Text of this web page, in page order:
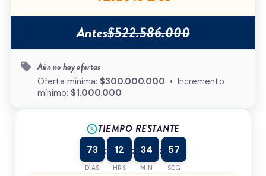
¿Cómo podemos ayudarte?
política de privacidady el
tratamiento de
Antes$522.586.000
local_offer Aún no hay ofertas
Oferta mínima: $300.000.000 • Incremento
mínimo: $1.000.000
scheduleTIEMPO RESTANTE
73
DÍAS
: 12
HRS
: 34
MIN
: 57
SEG